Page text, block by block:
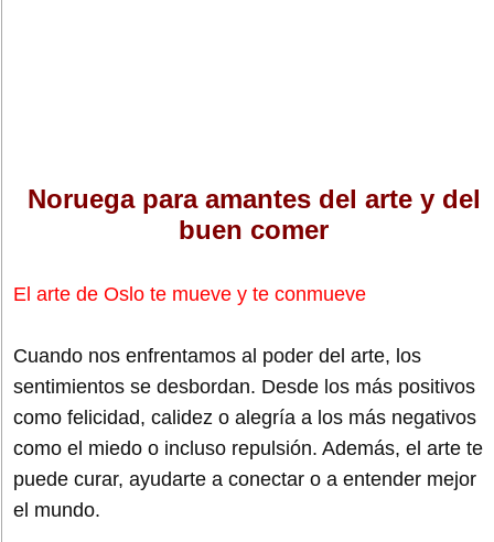
Noruega para amantes del arte y del
buen comer
El arte de Oslo te mueve y te conmueve
Cuando nos enfrentamos al poder del arte, los
sentimientos se desbordan. Desde los más positivos
como felicidad, calidez o alegría a los más negativos
como el miedo o incluso repulsión. Además, el arte te
puede curar, ayudarte a conectar o a entender mejor
el mundo.